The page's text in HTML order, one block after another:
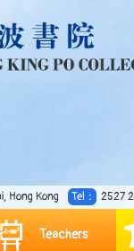
Hong Kong Tel： 2527
Teachers